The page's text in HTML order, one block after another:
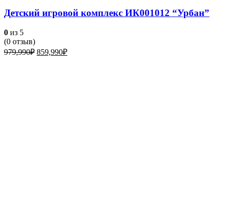
Детский игровой комплекс ИК001012 “Урбан”
0 из 5
(0 отзыв)
979,990₽ Первоначальная
859,990₽Текущая